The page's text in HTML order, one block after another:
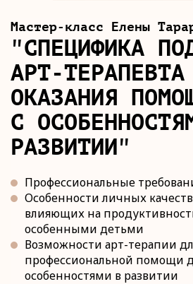
Мастер-класс Елены
"СПЕЦИФИКА
АРТ-
ОКАЗАНИЯ
С
РАЗВИТИИ"
Профессиональные
Особенности личных
влияющих на
особенными детьми
Возможности арт-терапии
профессиональной помощи
особенностями в развитии